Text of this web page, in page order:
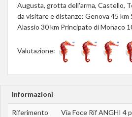
Augusta, grotta dell'arma, Castello,
da visitare e distanze: Genova 45 km
Alassio 30 km Principato di Monaco
Valutazione:
Informazioni
Riferimento
Via Foce Rif ANGHI 4